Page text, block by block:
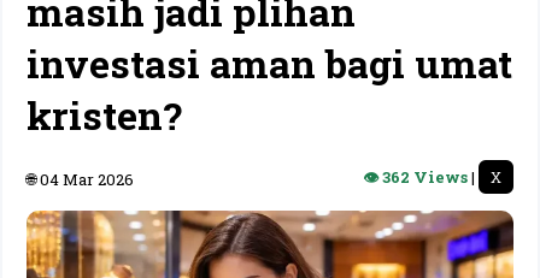
masih jadi plihan
investasi aman bagi umat
kristen?
🌐 04 Mar 2026 👁 362 Views| X